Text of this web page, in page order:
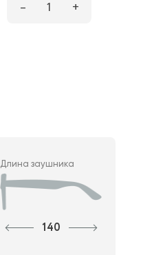
– 1 +
Длина заушника
140